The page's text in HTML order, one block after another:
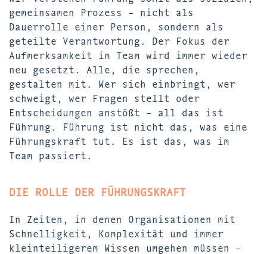
gemeinsamen Prozess – nicht als
Dauerrolle einer Person, sondern als
geteilte Verantwortung. Der Fokus der
Aufmerksamkeit im Team wird immer wieder
neu gesetzt. Alle, die sprechen,
gestalten mit. Wer sich einbringt, wer
schweigt, wer Fragen stellt oder
Entscheidungen anstößt – all das ist
Führung. Führung ist nicht das, was eine
Führungskraft tut. Es ist das, was im
Team passiert.
DIE ROLLE DER FÜHRUNGSKRAFT
In Zeiten, in denen Organisationen mit
Schnelligkeit, Komplexität und immer
kleinteiligerem Wissen umgehen müssen –